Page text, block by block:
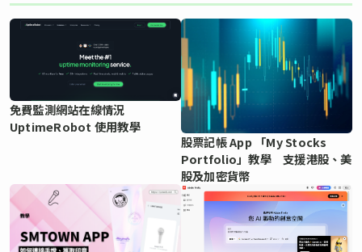
免費監測網站在線情況
UptimeRobot 使用教學
股票記帳 App 「My Stocks
Portfolio」教學 支援港股、美
股及加密貨幣